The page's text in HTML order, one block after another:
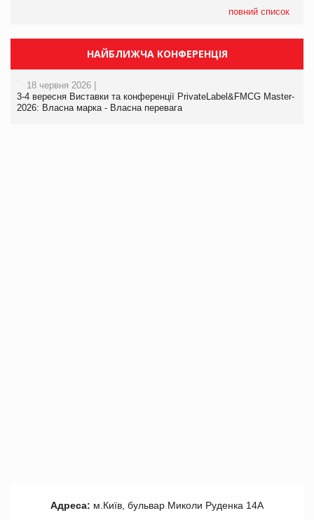
повний список
НАЙБЛИЖЧА КОНФЕРЕНЦІЯ
18 червня 2026 |
3-4 вересня Виставки та конференції PrivateLabel&FMCG Master-
2026: Власна марка - Власна перевага
Адреса: м.Київ, бульвар Миколи Руденка 14А